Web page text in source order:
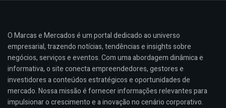
O Marcas e Mercados é um portal dedicado ao universo
empresarial, trazendo notícias, tendências e insights sobre
negócios, serviços e eventos. Com uma abordagem dinâmica e
informativa, o site conecta empreendedores, gestores e
investidores a conteúdos estratégicos e oportunidades de
mercado. Nossa missão é fornecer informações relevantes para
impulsionar o crescimento e a inovação no cenário corporativo.